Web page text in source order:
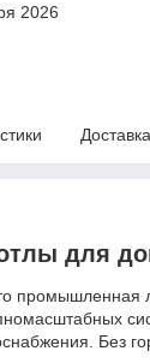
2026
Доставка
для
промышленная
Без